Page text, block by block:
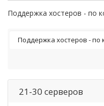
Поддержка хостеров - по
21-30 серверов